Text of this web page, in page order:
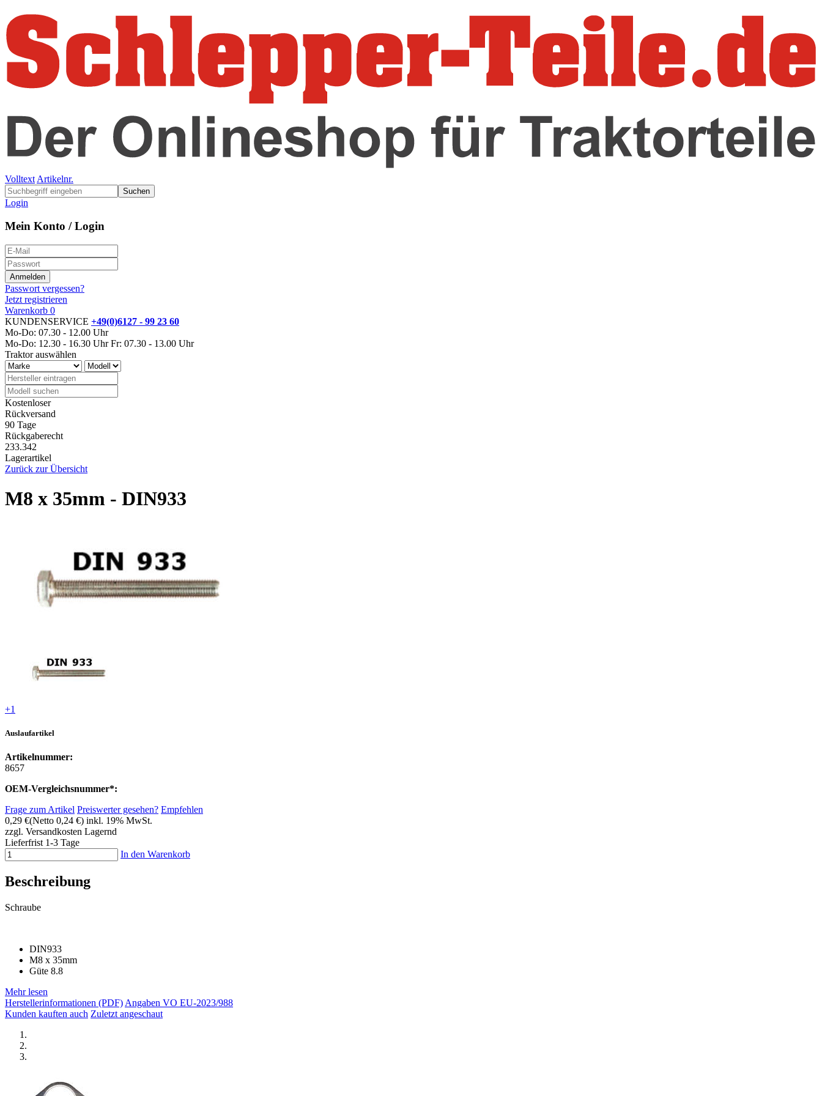
Volltext Artikelnr.
Suchen
Login
Mein Konto / Login
Passwort vergessen?
Jetzt registrieren
Warenkorb 0
KUNDENSERVICE +49(0)6127 - 99 23 60
Mo-Do: 07.30 - 12.00 Uhr
Mo-Do: 12.30 - 16.30 Uhr Fr: 07.30 - 13.00 Uhr
Traktor auswählen
Kostenloser
Rückversand
90 Tage
Rückgaberecht
233.342
Lagerartikel
Zurück zur Übersicht
M8 x 35mm - DIN933
+1
Auslaufartikel
Artikelnummer:
8657
OEM-Vergleichsnummer*:
Frage zum Artikel Preiswerter gesehen? Empfehlen
0,29 €(Netto 0,24 €) inkl. 19% MwSt.
zzgl. Versandkosten Lagernd
Lieferfrist 1-3 Tage
In den Warenkorb
Beschreibung
Schraube
DIN933
M8 x 35mm
Güte 8.8
Mehr lesen
Herstellerinformationen (PDF) Angaben VO EU-2023/988
Kunden kauften auch Zuletzt angeschaut